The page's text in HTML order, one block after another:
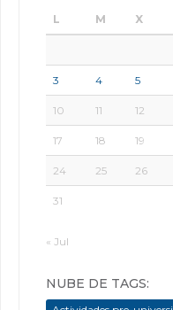
L M X
3 4 5
10 11 12
17 18 19
24 25 26
31
« Jul
NUBE DE TAGS: